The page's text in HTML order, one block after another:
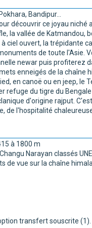
Bandipur...
découvrir ce joyau niché
la vallée de Katmandou,
ciel ouvert, la trépidante
de toute l'Asie.
newar puis profiterez
enneigés de la chaîne
en canoë ou en jeep, le
refuge du tigre du
d'origine rajput.
de l'hospitalité
à 1800 m
Narayan classés
de vue sur la chaîne
transfert souscrite (1).